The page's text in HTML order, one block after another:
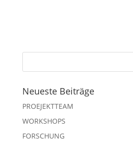
Neueste Beiträge
PROEJEKTTEAM
WORKSHOPS
FORSCHUNG